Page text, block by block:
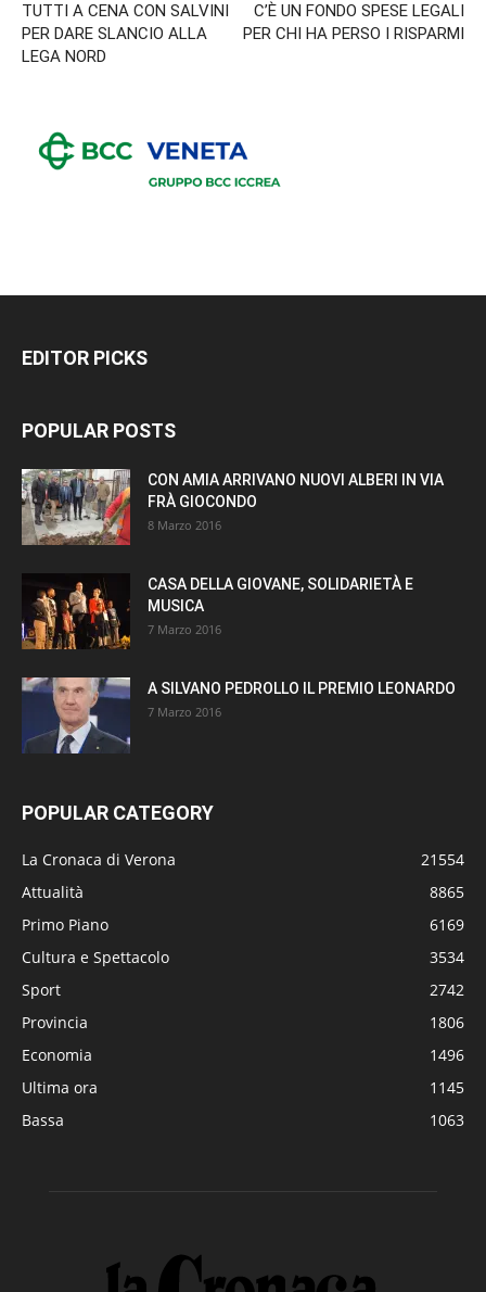
TUTTI A CENA CON SALVINI
PER DARE SLANCIO ALLA
LEGA NORD
C’È UN FONDO SPESE LEGALI
PER CHI HA PERSO I RISPARMI
EDITOR PICKS
POPULAR POSTS
CON AMIA ARRIVANO NUOVI ALBERI IN VIA
FRÀ GIOCONDO
8 Marzo 2016
CASA DELLA GIOVANE, SOLIDARIETÀ E
MUSICA
7 Marzo 2016
A SILVANO PEDROLLO IL PREMIO LEONARDO
7 Marzo 2016
POPULAR CATEGORY
La Cronaca di Verona
21554
Attualità
8865
Primo Piano
6169
Cultura e Spettacolo
3534
Sport
2742
Provincia
1806
Economia
1496
Ultima ora
1145
Bassa
1063